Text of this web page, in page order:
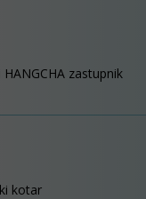
zastupnik
kotar